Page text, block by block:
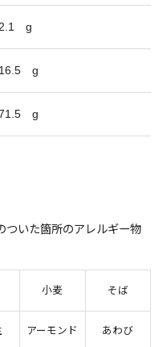
g
16.5 g
g
いた箇所のアレルギー物
小麦 そば
アーモンド あわび